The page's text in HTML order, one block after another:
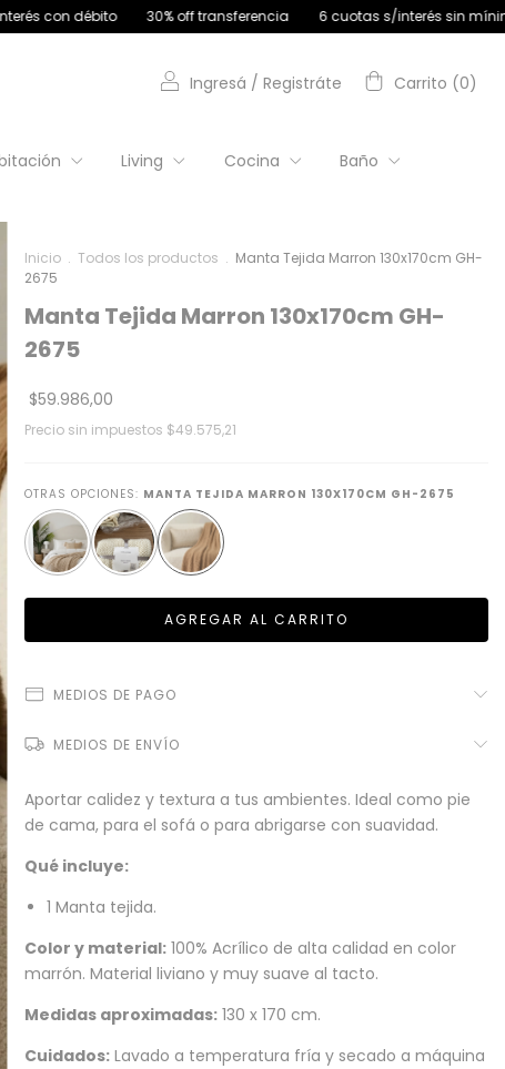
30% off transferencia 6 cuotas s/interés sin mínimo de compra |
Ingresá / Registráte Carrito (0)
Living Cocina
Baño
Inicio . Todos los productos . Manta Tejida Marron 130x170cm GH-
2675
Manta Tejida Marron 130x170cm GH-
2675
$59.986,00
Precio sin impuestos $49.575,21
OTRAS OPCIONES: MANTA TEJIDA MARRON 130X170CM GH-2675
MEDIOS DE PAGO
MEDIOS DE ENVÍO
Aportar calidez y textura a tus ambientes. Ideal como pie
de cama, para el sofá o para abrigarse con suavidad.
Qué incluye:
1 Manta tejida.
Color y material: 100% Acrílico de alta calidad en color
marrón. Material liviano y muy suave al tacto.
Medidas aproximadas: 130 x 170 cm.
Cuidados: Lavado a temperatura fría y secado a máquina